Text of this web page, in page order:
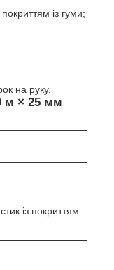
із гуми;
на руку.
м × 25 мм
із покриттям